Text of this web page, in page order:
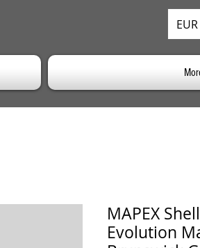
MAPEX
Evolution